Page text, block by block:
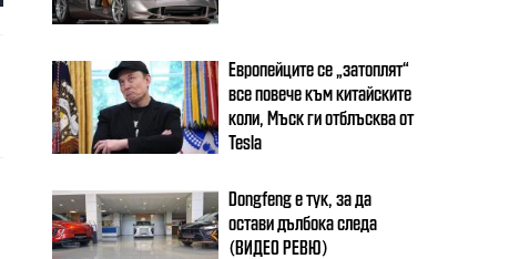
Европейците се „затоплят“
все повече към китайските
коли, Мъск ги отблъсква от
Tesla
Dongfeng e тук, за да
остави дълбока следа
(ВИДЕО РЕВЮ)